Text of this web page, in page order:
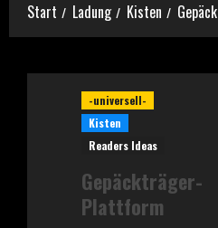
Start Ladung Kisten
-universell-
Kisten
Readers Ideas
Gepäckträger-
Plattform